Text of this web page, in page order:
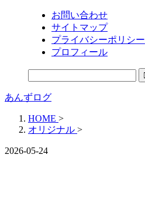
お問い合わせ
サイトマップ
プライバシーポリシー
プロフィール
あんずログ
HOME >
オリジナル >
2026-05-24